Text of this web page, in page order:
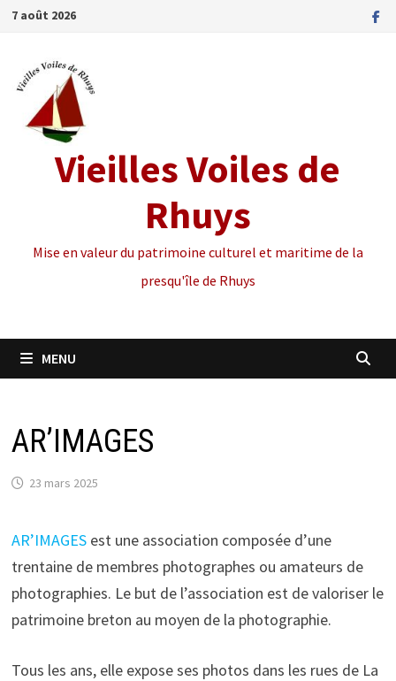
Passer
contenu
7 août 2026
Vieilles Voiles de
Rhuys
Mise en valeur du patrimoine culturel et maritime de la
presqu'île de Rhuys
MENU
AR’IMAGES
23 mars 2025
AR’IMAGESest une association composée d’une
trentaine de membres photographes ou amateurs de
photographies. Le but de l’association est de valoriser le
patrimoine breton au moyen de la photographie.
Tous les ans, elle expose ses photos dans les rues de La